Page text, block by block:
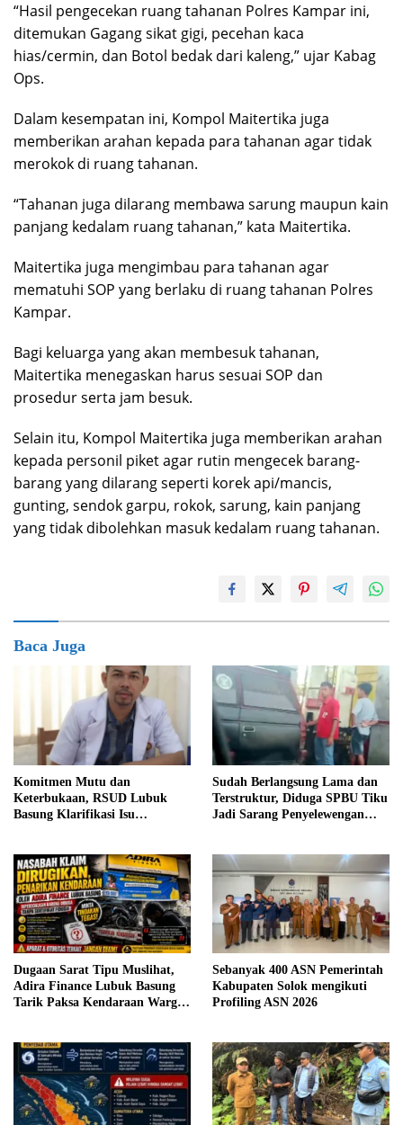
“Hasil pengecekan ruang tahanan Polres Kampar ini,
ditemukan Gagang sikat gigi, pecehan kaca
hias/cermin, dan Botol bedak dari kaleng,” ujar Kabag
Ops.
Dalam kesempatan ini, Kompol Maitertika juga
memberikan arahan kepada para tahanan agar tidak
merokok di ruang tahanan.
“Tahanan juga dilarang membawa sarung maupun kain
panjang kedalam ruang tahanan,” kata Maitertika.
Maitertika juga mengimbau para tahanan agar
mematuhi SOP yang berlaku di ruang tahanan Polres
Kampar.
Bagi keluarga yang akan membesuk tahanan,
Maitertika menegaskan harus sesuai SOP dan
prosedur serta jam besuk.
Selain itu, Kompol Maitertika juga memberikan arahan
kepada personil piket agar rutin mengecek barang-
barang yang dilarang seperti korek api/mancis,
gunting, sendok garpu, rokok, sarung, kain panjang
yang tidak dibolehkan masuk kedalam ruang tahanan.
Baca Juga
Komitmen Mutu dan
Keterbukaan, RSUD Lubuk
Basung Klarifikasi Isu
Sudah Berlangsung Lama dan
Terstruktur, Diduga SPBU Tiku
Jadi Sarang Penyelewengan
Dugaan Sarat Tipu Muslihat,
Adira Finance Lubuk Basung
Tarik Paksa Kendaraan Warga
Sebanyak 400 ASN Pemerintah
Kabupaten Solok mengikuti
Profiling ASN 2026